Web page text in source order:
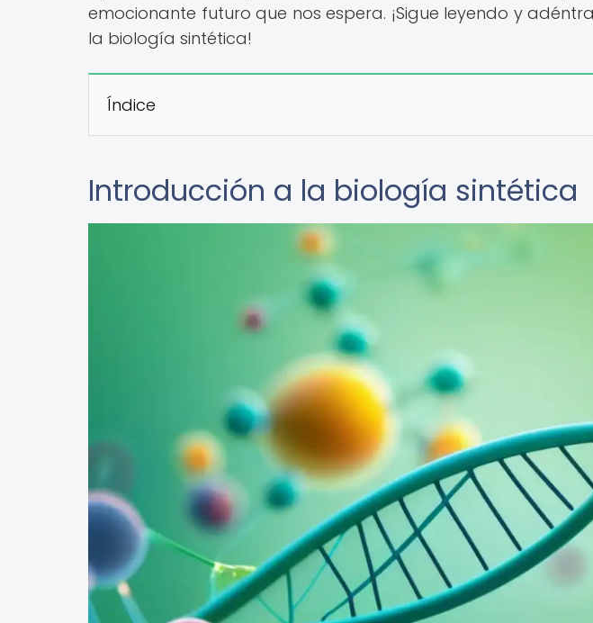
emocionante futuro que nos espera. ¡Sigue leyendo y
la biología sintética!
Índice
Introducción a la biología sintética